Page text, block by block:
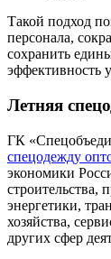
Такой подход
персонала,
сохранить
эффективность
Летняя
ГК
спецодежду
экономики
энергетики,
хозяйства,
других сфер